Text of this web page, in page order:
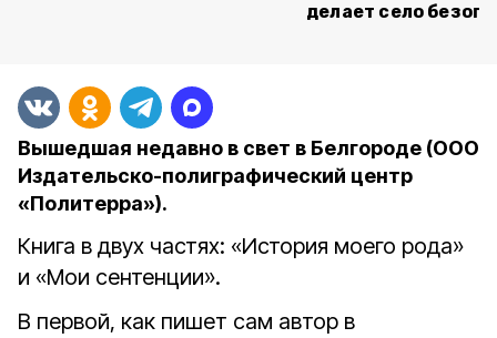
делает село
Вышедшая недавно в свет в Белгороде (ООО
Издательско-полиграфический центр
«Политерра»).
Книга в двух частях: «История моего рода»
и «Мои сентенции».
В первой, как пишет сам автор в